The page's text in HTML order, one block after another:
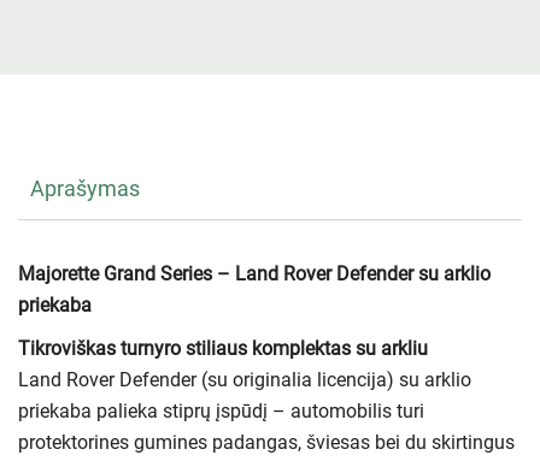
Aprašymas
Majorette Grand Series – Land Rover Defender su arklio
priekaba
Tikroviškas turnyro stiliaus komplektas su arkliu
Land Rover Defender (su originalia licencija) su arklio
priekaba palieka stiprų įspūdį – automobilis turi
protektorines gumines padangas, šviesas bei du skirtingus